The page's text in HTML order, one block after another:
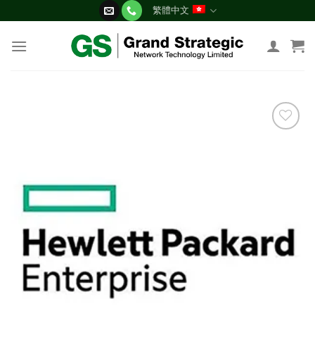
content
繁體中文